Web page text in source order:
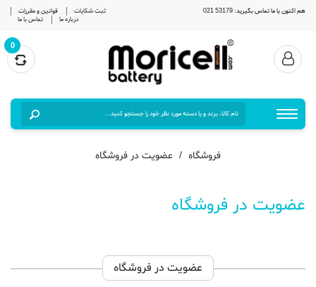
هم اکنون با ما تماس بگیرید: 53179 021 ثبت شکایات
قوانین و مقررات
درباره ما
تماس با ما
0
فروشگاه عضویت در فروشگاه
عضویت در فروشگاه
عضویت در فروشگاه